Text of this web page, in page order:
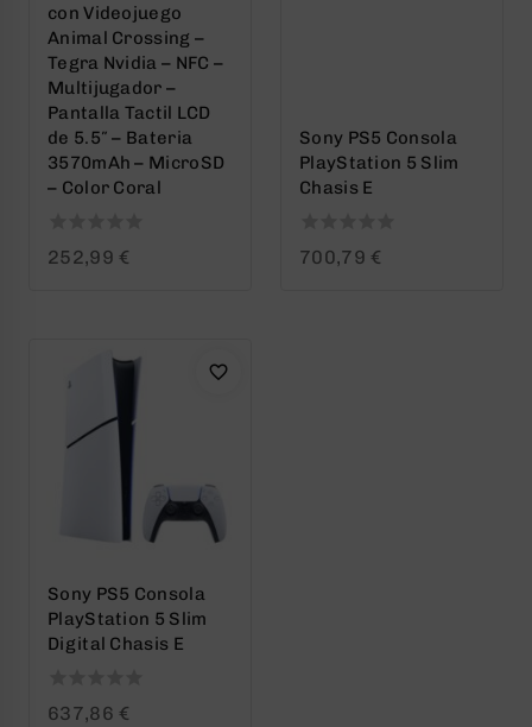
con Videojuego
Animal Crossing –
Tegra Nvidia – NFC –
Multijugador –
Pantalla Tactil LCD
de 5.5″ – Bateria
3570mAh – MicroSD
– Color Coral
0
252,99 €
Sony PS5 Consola
PlayStation 5 Slim
Chasis E
0
700,79 €
Sony PS5 Consola
PlayStation 5 Slim
Digital Chasis E
0
637,86 €